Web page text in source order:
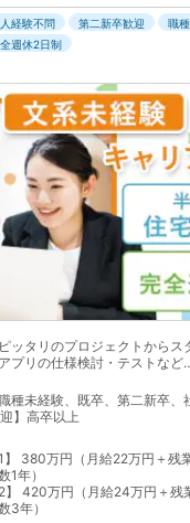
経験不問 第二新卒歓迎
職
週休2日制
ッタリのプロジェクトからス
プリの仕様検討・テストなど
職種未経験、既卒、第二新卒
】高卒以上
380万円（月給22万円＋残
1年）
420万円（月給24万円＋残
3年）